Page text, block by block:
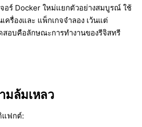
อร์ Docker ใหม่แยกตัวอย่างสมบูรณ์ ใช้
ครื่องและ แพ็กเกจจำลอง เว้นแต่
สอบคือลักษณะการทำงานของรีจิสทรี
มล้มเหลว
แฟกต์: